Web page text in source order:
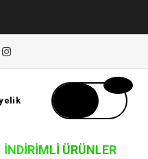
İNDIRIMLI ÜRÜNLER